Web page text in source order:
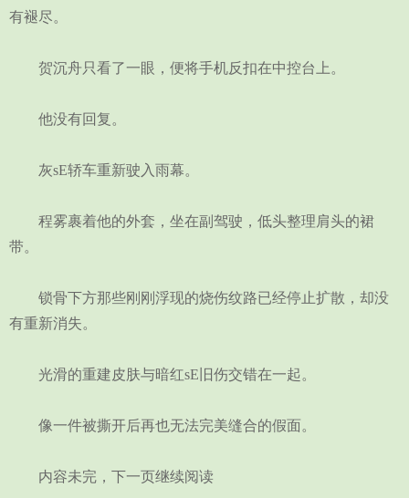
有褪尽。
贺沉舟只看了一眼，便将手机反扣在中控台上。
他没有回复。
灰sE轿车重新驶入雨幕。
程雾裹着他的外套，坐在副驾驶，低头整理肩头的裙
带。
锁骨下方那些刚刚浮现的烧伤纹路已经停止扩散，却没
有重新消失。
光滑的重建皮肤与暗红sE旧伤交错在一起。
像一件被撕开后再也无法完美缝合的假面。
内容未完，下一页继续阅读